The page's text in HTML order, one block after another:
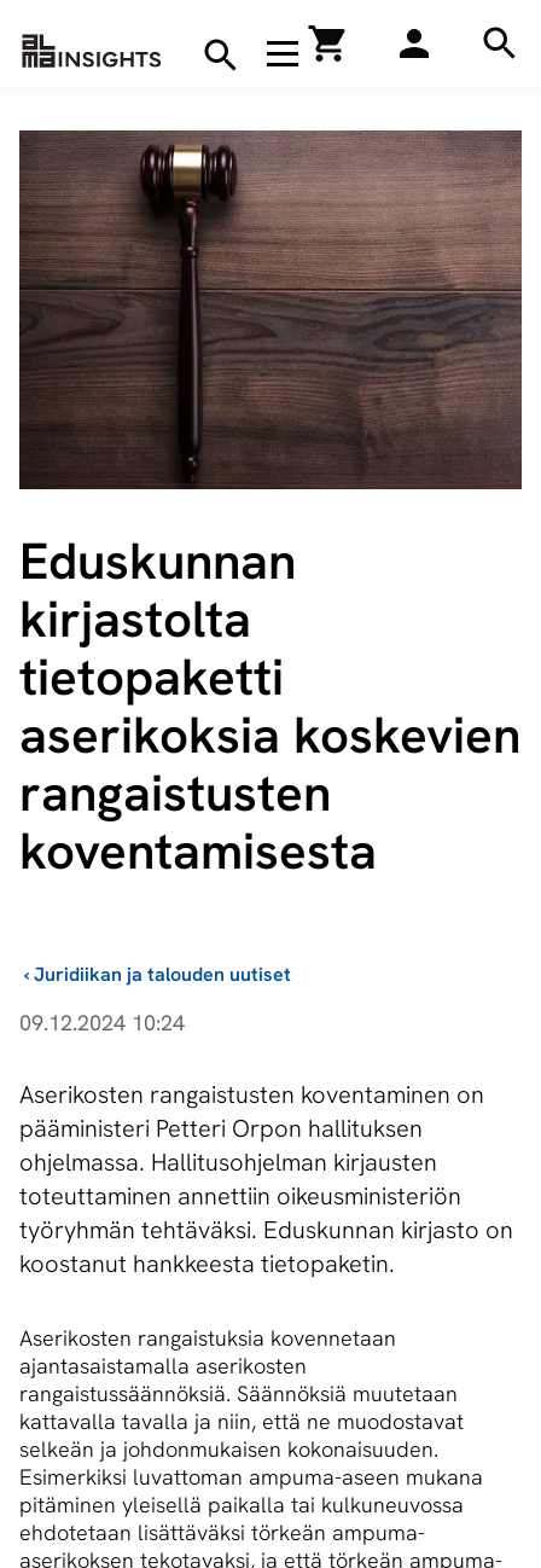
Avaa navigaatio
Hae
Eduskunnan
kirjastolta
tietopaketti
aserikoksia koskevien
rangaistusten
koventamisesta
Juridiikan ja talouden uutiset
›
09.12.2024 10:24
Aserikosten rangaistusten koventaminen on
pääministeri Petteri Orpon hallituksen
ohjelmassa. Hallitusohjelman kirjausten
toteuttaminen annettiin oikeusministeriön
työryhmän tehtäväksi. Eduskunnan kirjasto on
koostanut hankkeesta tietopaketin.
Aserikosten rangaistuksia kovennetaan
ajantasaistamalla aserikosten
rangaistussäännöksiä. Säännöksiä muutetaan
kattavalla tavalla ja niin, että ne muodostavat
selkeän ja johdonmukaisen kokonaisuuden.
Esimerkiksi luvattoman ampuma-aseen mukana
pitäminen yleisellä paikalla tai kulkuneuvossa
ehdotetaan lisättäväksi törkeän ampuma-
aserikoksen tekotavaksi, ja että törkeän ampuma-